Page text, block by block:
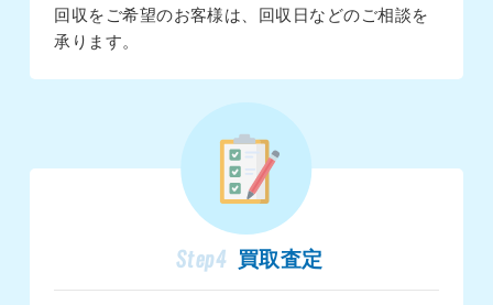
回収をご希望のお客様は、回収日などのご相談を
承ります。
Step4 買取査定